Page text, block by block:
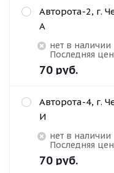
Авторота-2, г.
А
Нет в наличии
Последняя
70 руб.
Авторота-4, г.
И
Нет в наличии
Последняя
70 руб.